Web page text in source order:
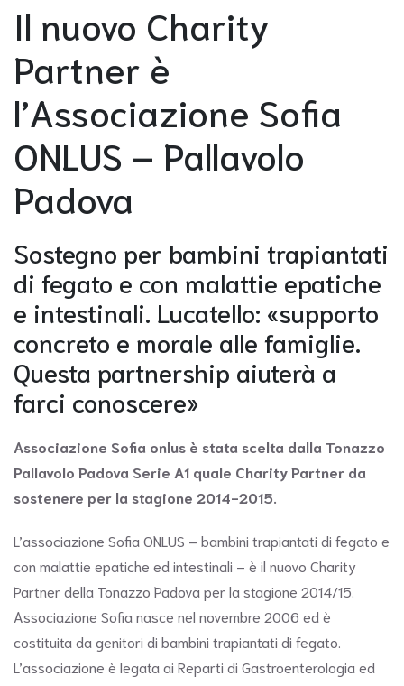
Il nuovo Charity
Partner è
l’Associazione Sofia
ONLUS – Pallavolo
Padova
Sostegno per bambini trapiantati
di fegato e con malattie epatiche
e intestinali. Lucatello: «supporto
concreto e morale alle famiglie.
Questa partnership aiuterà a
farci conoscere»
Associazione Sofia onlus è stata scelta dalla Tonazzo
Pallavolo Padova Serie A1 quale Charity Partner da
sostenere per la stagione 2014-2015.
L’associazione Sofia ONLUS – bambini trapiantati di fegato e
con malattie epatiche ed intestinali – è il nuovo Charity
Partner della Tonazzo Padova per la stagione 2014/15.
Associazione Sofia nasce nel novembre 2006 ed è
costituita da genitori di bambini trapiantati di fegato.
L’associazione è legata ai Reparti di Gastroenterologia ed